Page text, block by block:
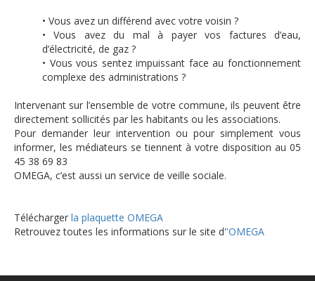
• Vous avez un différend avec votre voisin ?
• Vous avez du mal à payer vos factures d’eau,
d’électricité, de gaz ?
• Vous vous sentez impuissant face au fonctionnement
complexe des administrations ?
Intervenant sur l’ensemble de votre commune, ils peuvent être
directement sollicités par les habitants ou les associations.
Pour demander leur intervention ou pour simplement vous
informer, les médiateurs se tiennent à votre disposition au 05
45 38 69 83
OMEGA, c’est aussi un service de veille sociale.
Télécharger la plaquette OMEGA
Retrouvez toutes les informations sur le site d''OMEGA